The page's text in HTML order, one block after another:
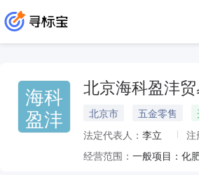
海科
盈沣
北京海科盈沣贸
北京市 五金零售
法定代表人： 李立 注
经营范围：